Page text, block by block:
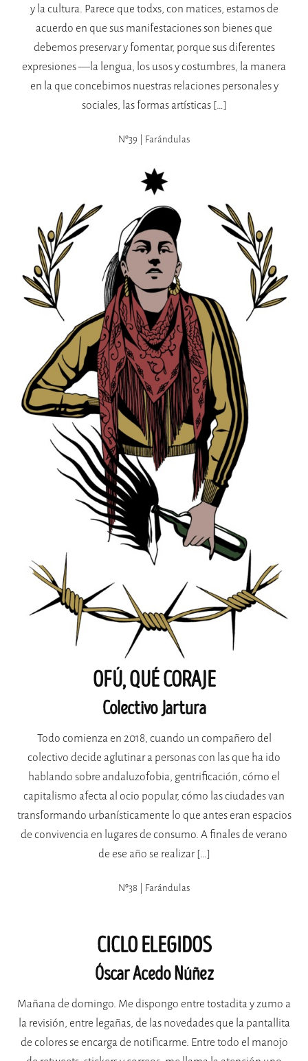
y la cultura. Parece que todxs, con matices, estamos de
acuerdo en que sus manifestaciones son bienes que
debemos preservar y fomentar, porque sus diferentes
expresiones —la lengua, los usos y costumbres, la manera
en la que concebimos nuestras relaciones personales y
sociales, las formas artísticas […]
Nº39 | Farándulas
OFÚ, QUÉ CORAJE
Colectivo Jartura
Todo comienza en 2018, cuando un compañero del
colectivo decide aglutinar a personas con las que ha ido
hablando sobre andaluzofobia, gentrificación, cómo el
capitalismo afecta al ocio popular, cómo las ciudades van
transformando urbanísticamente lo que antes eran espacios
de convivencia en lugares de consumo. A finales de verano
de ese año se realizar […]
Nº38 | Farándulas
CICLO ELEGIDOS
Óscar Acedo Núñez
Mañana de domingo. Me dispongo entre tostadita y zumo a
la revisión, entre legañas, de las novedades que la pantallita
de colores se encarga de notificarme. Entre todo el manojo